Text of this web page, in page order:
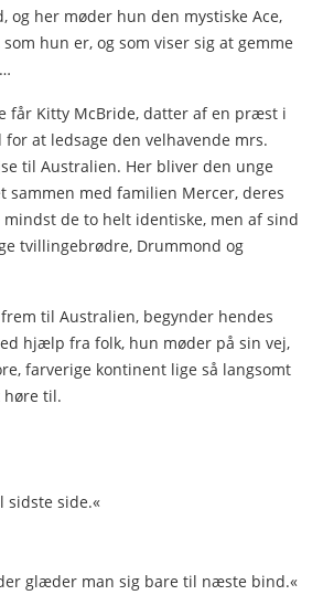
og her møder hun den mystiske Ace,
hun er, og som viser sig at gemme
får Kitty McBride, datter af en præst i
at ledsage den velhavende mrs.
til Australien. Her bliver den unge
sammen med familien Mercer, deres
mindst de to helt identiske, men af sind
tvillingebrødre, Drummond og
til Australien, begynder hendes
hjælp fra folk, hun møder på sin vej,
farverige kontinent lige så langsomt
til.
side.«
glæder man sig bare til næste bind.«